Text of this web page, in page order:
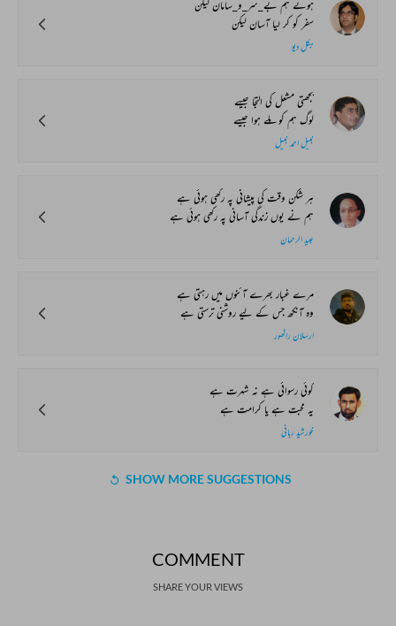
ہوئے ہم بے_سر_و_سامان لیکن
سفر کو کر لیا آسان لیکن
بکل دیو
بجھتی مشعل کی التجا جیسے
لوگ ہم کو ملے ہوا جیسے
نبیل احمد نبیل
ہر شکن وقت کی پیشانی پہ رکھی ہوئی ہے
ہم نے یوں زندگی آسانی پہ رکھی ہوئی ہے
عبید الرحمان
مرے غبار بھرے آئنوں میں رہتی ہے
وہ آنکھ جس کے لیے روشنی ترستی ہے
ارسلان راٹھور
کوئی رسوائی ہے نہ شہرت ہے
یہ محبت ہے یا کرامت ہے
خورشید ربانی
SHOW MORE SUGGESTIONS
COMMENT
SHARE YOUR VIEWS